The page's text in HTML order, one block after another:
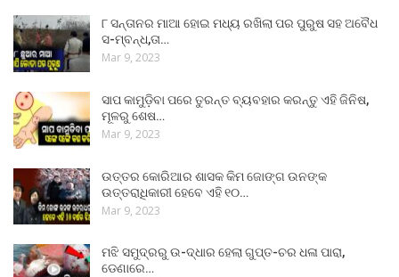
୮ ସନ୍ତାନର ମାଆ ହୋଇ ମଧ୍ୟ ରଖିଲା ପର ପୁରୁଷ ସହ ଅବୈଧ
ସ-ମ୍ବନ୍ଧ,ତା…
Mar 9, 2023
ସାପ କାମୁଡ଼ିବା ପରେ ତୁରନ୍ତ ବ୍ୟବହାର କରନ୍ତୁ ଏହି ଜିନିଷ,
ମୂଳରୁ ଶେଷ…
Mar 9, 2023
ଉତ୍ତର କୋରିଆର ଶାସକ କିମ ଜୋଙ୍ଗ ଉନଙ୍କ
ଉତ୍ତରାଧିକାରୀ ହେବେ ଏହି ୧୦…
Mar 9, 2023
ମଝି ସମୁଦ୍ରରୁ ଉ-ଦ୍ଧାର ହେଲା ଗୁପ୍ତ-ଚର ଧଳା ପାରା,
ଡେଣାରେ…